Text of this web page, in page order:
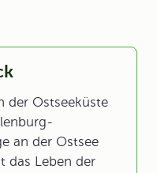
der Ostseeküste
an der Ostsee
das Leben der